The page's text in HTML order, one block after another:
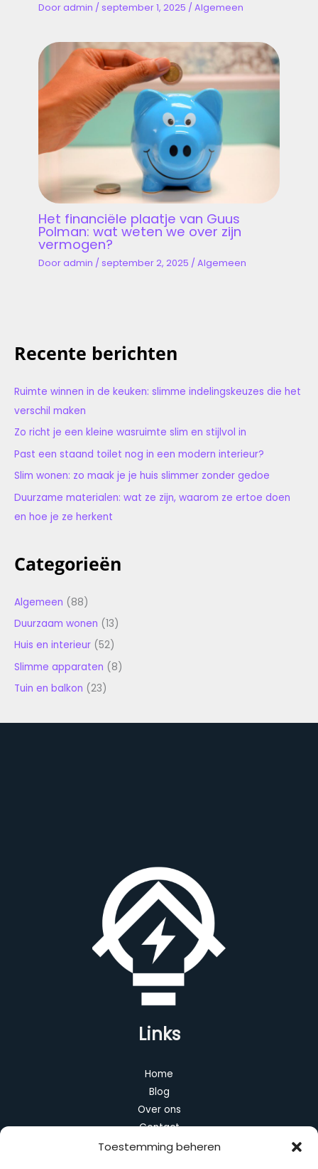
Toestemming beheren
Dooradmin /september 1, 2025 /Algemeen
Het financiële plaatje van Guus
Polman: wat weten we over zijn
vermogen?
Dooradmin /september 2, 2025 /Algemeen
Recente berichten
Ruimte winnen in de keuken: slimme indelingskeuzes die het
verschil maken
Zo richt je een kleine wasruimte slim en stijlvol in
Past een staand toilet nog in een modern interieur?
Slim wonen: zo maak je je huis slimmer zonder gedoe
Duurzame materialen: wat ze zijn, waarom ze ertoe doen
en hoe je ze herkent
Categorieën
Algemeen (88)
Duurzaam wonen (13)
Huis en interieur (52)
Slimme apparaten (8)
Tuin en balkon (23)
Links
Home
Blog
Over ons
Contact
Categorieën